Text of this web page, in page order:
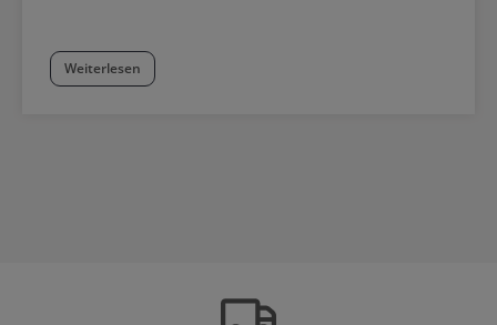
Weiterlesen